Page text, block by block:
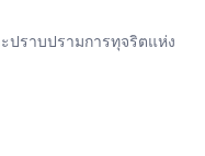
ปราบปรามการทุจริตแห่ง